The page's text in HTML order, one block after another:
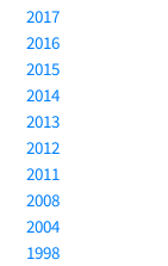
2017
2016
2015
2014
2013
2012
2011
2008
2004
1998